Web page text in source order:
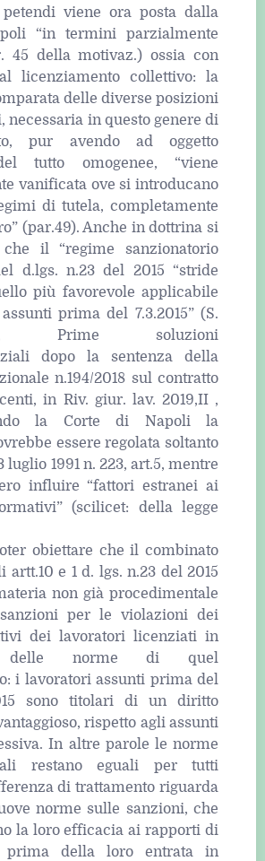
viene ora posta dalla
“in termini parzialmente
45 della motivaz.) ossia con
licenziamento collettivo: la
delle diverse posizioni
necessaria in questo genere di
pur avendo ad oggetto
tutto omogenee, “viene
vanificata ove si introducano
di tutela, completamente
(par.49). Anche in dottrina si
il “regime sanzionatorio
d.lgs. n.23 del 2015 “stride
più favorevole applicabile
prima del 7.3.2015” (S.
Prime soluzioni
dopo la sentenza della
n.194/2018 sul contratto
in Riv. giur. lav. 2019,II ,
la Corte di Napoli la
essere regolata soltanto
luglio 1991 n. 223, art.5, mentre
influire “fattori estranei ai
(scilicet: della legge
obiettare che il combinato
artt.10 e 1 d. lgs. n.23 del 2015
non già procedimentale
per le violazioni dei
dei lavoratori licenziati in
delle norme di quel
i lavoratori assunti prima del
sono titolari di un diritto
rispetto agli assunti
In altre parole le norme
restano eguali per tutti
di trattamento riguarda
norme sulle sanzioni, che
la loro efficacia ai rapporti di
prima della loro entrata in